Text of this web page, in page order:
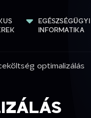
EGÉSZSÉGÜGYI
INFORMATIKA
optimalizálás